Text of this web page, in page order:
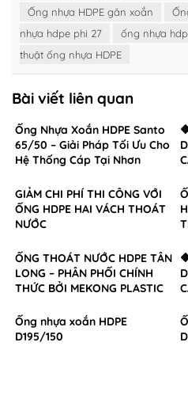
Ống nhựa HDPE gân xoắn
nhựa hdpe phi 27
ống nhựa
thuật ống nhựa HDPE
Bài viết liên quan
Ống Nhựa Xoắn HDPE Santo
65/50 – Giải Pháp Tối Ưu Cho
Hệ Thống Cáp Tại Nhơn
GIẢM CHI PHÍ THI CÔNG VỚI
ỐNG HDPE HAI VÁCH THOÁT
NƯỚC
ỐNG THOÁT NƯỚC HDPE TÂN
LONG – PHÂN PHỐI CHÍNH
THỨC BỞI MEKONG PLASTIC
Ống nhựa xoắn HDPE
D195/150